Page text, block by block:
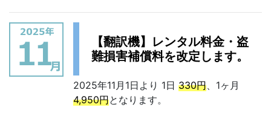
【翻訳機】レンタル料金・盗
難損害補償料を改定します。
2025年11月1日より 1日 330円、1ヶ月
4,950円となります。